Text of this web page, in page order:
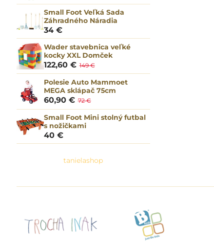
Small Foot Veľká Sada
Záhradného Náradia
34 €
Wader stavebnica veľké
kocky XXL Domček
122,60 € 149 €
Polesie Auto Mammoet
MEGA sklápač 75cm
60,90 € 72 €
Small Foot Mini stolný futbal
s nožičkami
40 €
tanielashop